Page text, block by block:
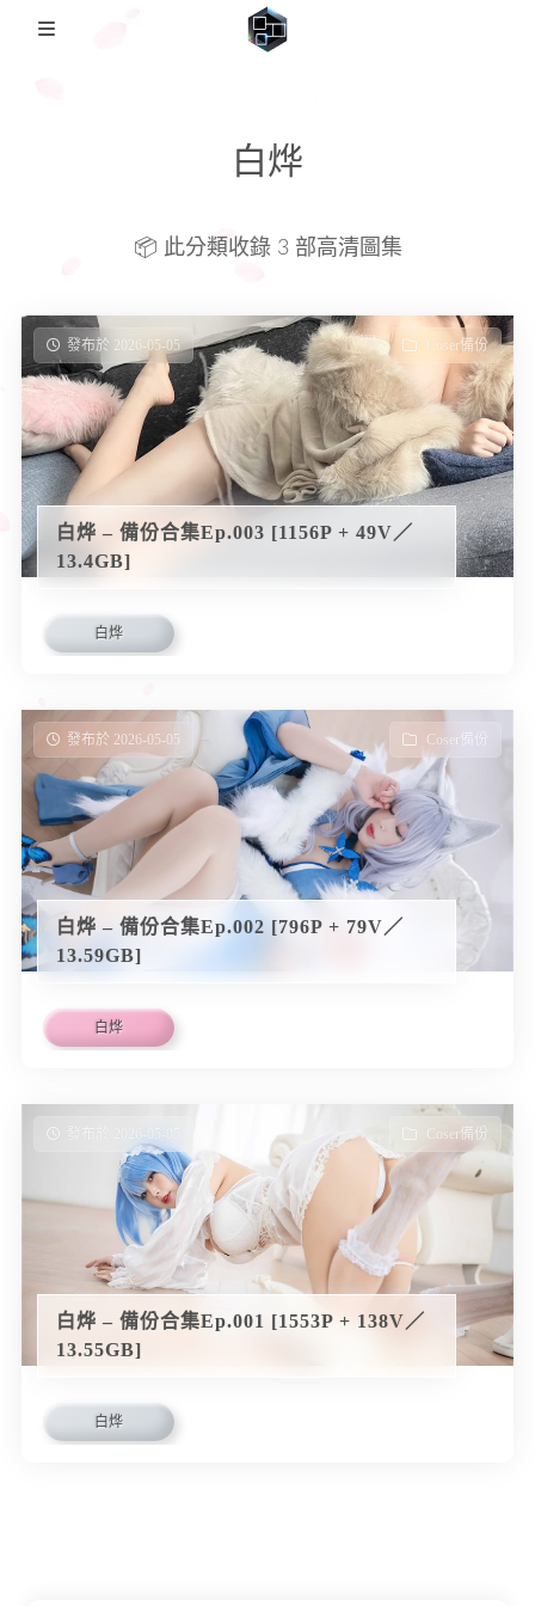
白烨
📦 此分類收錄 3 部高清圖集
發布於 2026-05-05 Coser備份
白烨 – 備份合集Ep.003 [1156P + 49V／
13.4GB]
白烨
發布於 2026-05-05 Coser備份
白烨 – 備份合集Ep.002 [796P + 79V／
13.59GB]
白烨
發布於 2026-05-05 Coser備份
白烨 – 備份合集Ep.001 [1553P + 138V／
13.55GB]
白烨